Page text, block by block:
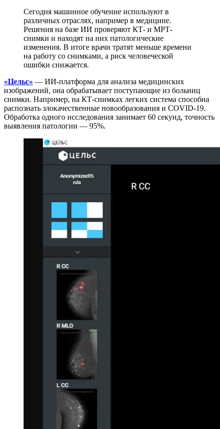
Сегодня машинное обучение используют в
различных отраслях, например в медицине.
Решения на базе ИИ проверяют КТ- и МРТ-
снимки и находят на них патологические
изменения. В итоге врачи тратят меньше времени
на работу со снимками, а риск человеческой
ошибки снижается.
«Цельс» — ИИ-платформа для анализа медицинских
изображений, она обрабатывает поступающие из больниц
снимки. Например, на КТ-снимках легких система способна
распознать злокачественные новообразования и COVID-19.
Обработка одного исследования занимает 60 секунд, точность
выявления патологии — 95%.